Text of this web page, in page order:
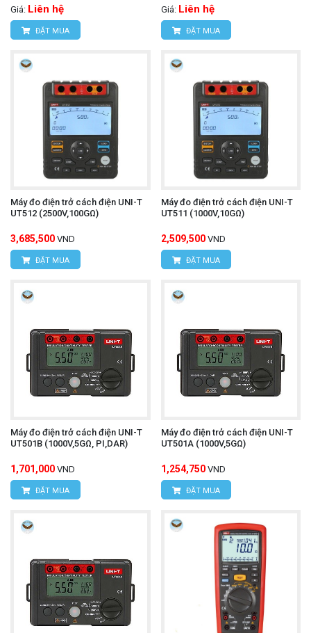
Giá: Liên hệ
ĐẶT MUA
Giá: Liên hệ
ĐẶT MUA
Máy đo điện trở cách điện UNI-T
UT512 (2500V,100GΩ)
3,685,500 VND
ĐẶT MUA
Máy đo điện trở cách điện UNI-T
UT511 (1000V,10GΩ)
2,509,500 VND
ĐẶT MUA
Máy đo điện trở cách điện UNI-T
UT501B (1000V,5GΩ, PI,DAR)
1,701,000 VND
ĐẶT MUA
Máy đo điện trở cách điện UNI-T
UT501A (1000V,5GΩ)
1,254,750 VND
ĐẶT MUA